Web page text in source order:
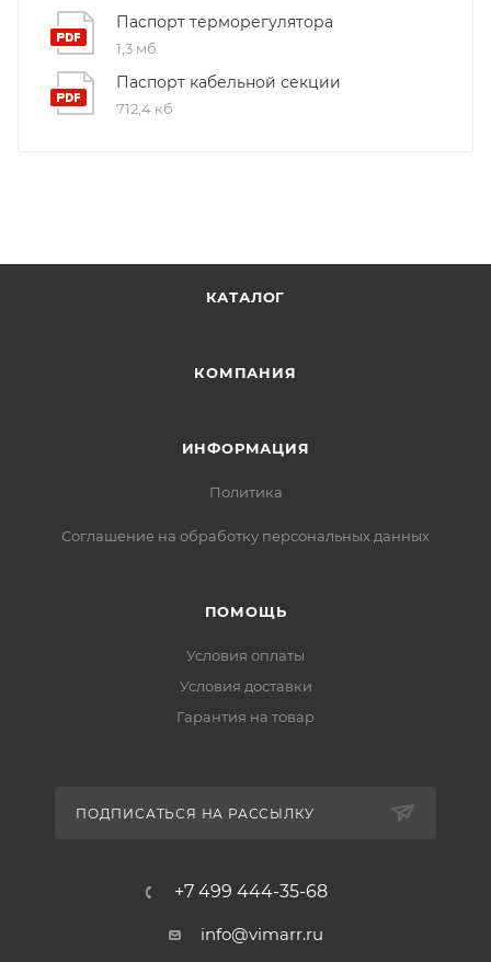
Паспорт терморегулятора
1,3 мб
Паспорт кабельной секции
712,4 кб
КАТАЛОГ
КОМПАНИЯ
ИНФОРМАЦИЯ
Политика
Соглашение на обработку персональных данных
ПОМОЩЬ
Условия оплаты
Условия доставки
Гарантия на товар
ПОДПИСАТЬСЯ НА РАССЫЛКУ
+7 499 444-35-68
info@vimarr.ru